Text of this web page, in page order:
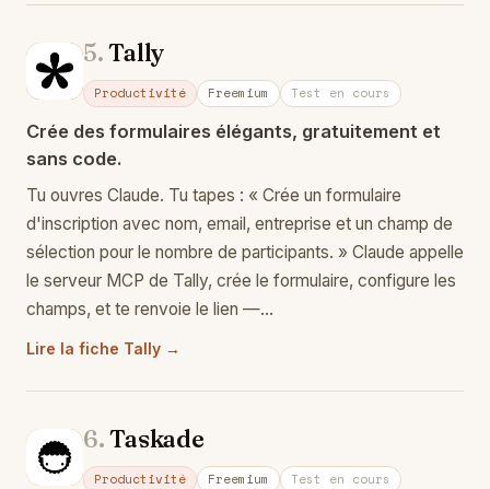
Ta
5.Tally
Productivité Freemium Test en cours
Crée des formulaires élégants, gratuitement et
sans code.
Tu ouvres Claude. Tu tapes : « Crée un formulaire
d'inscription avec nom, email, entreprise et un champ de
sélection pour le nombre de participants. » Claude appelle
le serveur MCP de Tally, crée le formulaire, configure les
champs, et te renvoie le lien —…
Lire la fiche Tally →
Ta
6.Taskade
Productivité Freemium Test en cours